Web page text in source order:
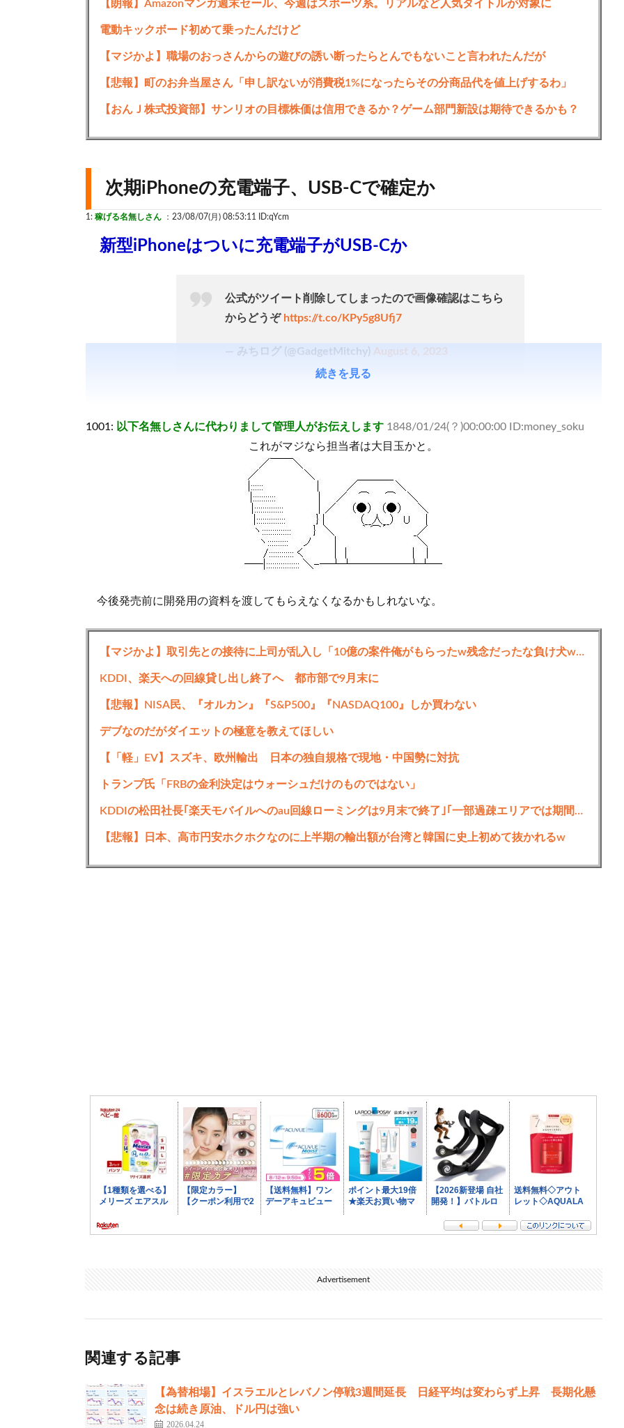
【朗報】Amazonマンガ週末セール、今週はスポーツ系。リアルなど人気タイトルが対象に
電動キックボード初めて乗ったんだけど
【マジかよ】職場のおっさんからの遊びの誘い断ったらとんでもないこと言われたんだが
【悲報】町のお弁当屋さん「申し訳ないが消費税1%になったらその分商品代を値上げするわ」
【おんＪ株式投資部】サンリオの目標株価は信用できるか？ゲーム部門新設は期待できるかも？
次期iPhoneの充電端子、USB-Cで確定か
1: 稼げる名無しさん ：23/08/07(月) 08:53:11 ID:qYcm
新型iPhoneはついに充電端子がUSB-Cか
公式がツイート削除してしまったので画像確認はこちら
からどうぞ https://t.co/KPy5g8Ufj7
— みちログ (@GadgetMitchy) August 6, 2023
1001: 以下名無しさんに代わりまして管理人がお伝えします 1848/01/24(？)00:00:00 ID:money_soku
これがマジなら担当者は大目玉かと。
今後発売前に開発用の資料を渡してもらえなくなるかもしれないな。
続きを読む
続きを見る
【マジかよ】取引先との接待に上司が乱入し「10億の案件俺がもらったw残念だったな負け犬w」→取引先社長「誰だね君は…」既に契約成立していて…
KDDI、楽天への回線貸し出し終了へ 都市部で9月末に
【悲報】NISA民、『オルカン』『S&P500』『NASDAQ100』しか買わない
デブなのだがダイエットの極意を教えてほしい
【「軽」EV】スズキ、欧州輸出 日本の独自規格で現地・中国勢に対抗
トランプ氏「FRBの金利決定はウォーシュだけのものではない」
KDDIの松田社長｢楽天モバイルへのau回線ローミングは9月末で終了｣｢一部過疎エリアでは期間限定で継続｣
【悲報】日本、高市円安ホクホクなのに上半期の輸出額が台湾と韓国に史上初めて抜かれるw
Advertisement
関連する記事
【為替相場】イスラエルとレバノン停戦3週間延長 日経平均は変わらず上昇 長期化懸
念は続き原油、ドル円は強い
2026.04.24